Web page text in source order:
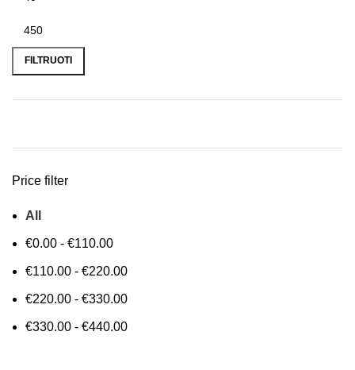
FILTRUOTI
Price filter
All
€0.00 - €110.00
€110.00 - €220.00
€220.00 - €330.00
€330.00 - €440.00